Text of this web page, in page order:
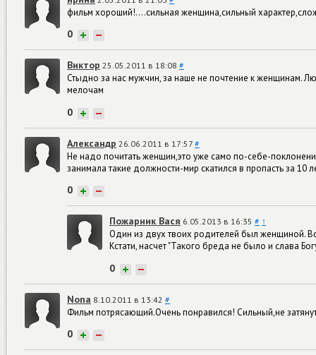
фильм хороший!....сильная женщина,сильный
0 + −
Виктор 25.05.2011 в 18:08 #
Стыдно за нас мужчин, за наше не почтение к женщинам.
мелочам
0 + −
Александр 26.06.2011 в 17:57 #
Не надо почитать женщин,это уже само по-себе-
занимала такие должности-мир скатился в пропасть за 10
0 + −
Пожарник Вася 6.05.2013 в 16:35 # ↑
Один из двух твоих родителей был женщиной.
Кстати, насчет "Такого бреда не было и слава
0 + −
Nona 8.10.2011 в 13:42 #
Фильм потрясающий.Очень понравился! Сильный,не
0 + −